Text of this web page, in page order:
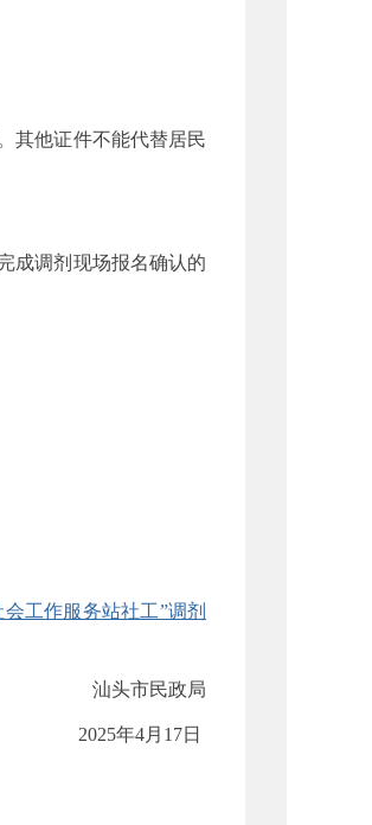
其他证件不能代替居民
成调剂现场报名确认的
工作服务站社工”调剂
汕头市民政局
2025年4月17日